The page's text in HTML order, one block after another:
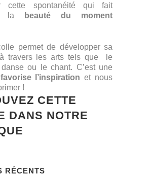
cette spontanéité qui fait
la
beauté du moment
permet de développer sa
à travers les arts tels que le
ou le chant. C’est une
favorise l’inspiration et nous
!
CETTE
DANS NOTRE
RÉCENTS